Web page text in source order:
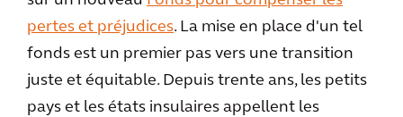
pertes et préjudices. La mise en place d'un tel
fonds est un premier pas vers une transition
juste et équitable. Depuis trente ans, les petits
pays et les états insulaires appellent les